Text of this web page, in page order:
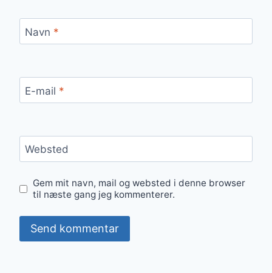
Navn *
E-mail *
Websted
Gem mit navn, mail og websted i denne browser
til næste gang jeg kommenterer.